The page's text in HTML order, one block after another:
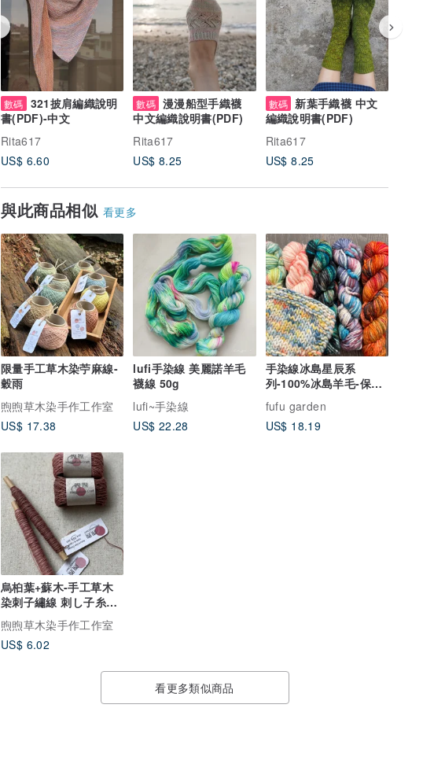
數碼 321披肩編織說明
書(PDF)-中文
Rita617
US$ 6.60
數碼 漫漫船型手織襪
中文編織說明書(PDF)
Rita617
US$ 8.25
數碼 新葉手織襪 中文
編織說明書(PDF)
Rita617
US$ 8.25
與此商品相似 看更多
限量手工草木染苧麻線-
穀雨
煦煦草木染手作工作室
US$ 17.38
lufi手染線 美麗諾羊毛
襪線 50g
lufi~手染線
US$ 22.28
手染線冰島星辰系
列-100%冰島羊毛-保暖
親膚鉤針棒針編織帽子
毛衣
fufu garden
US$ 18.19
烏桕葉+蘇木-手工草木
染刺子繡線 刺し子糸
20/3 20/4
煦煦草木染手作工作室
US$ 6.02
看更多類似商品